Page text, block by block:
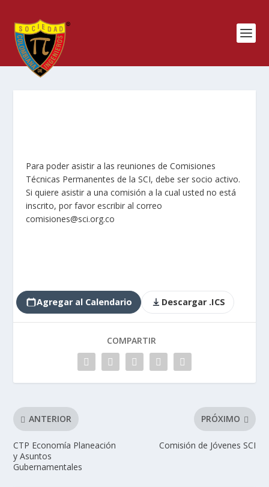
Para poder asistir a las reuniones de Comisiones
Técnicas Permanentes de la SCI, debe ser socio activo.
Si quiere asistir a una comisión a la cual usted no está
inscrito, por favor escribir al correo
comisiones@sci.org.co
Agregar al Calendario Descargar .ICS
COMPARTIR
ANTERIOR
CTP Economía Planeación
y Asuntos
Gubernamentales
PRÓXIMO
Comisión de Jóvenes SCI